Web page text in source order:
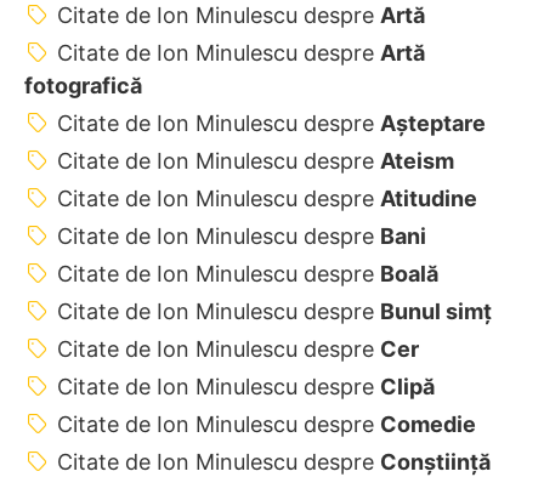
Citate de Ion Minulescu despre Artă
Citate de Ion Minulescu despre Artă
fotografică
Citate de Ion Minulescu despre Așteptare
Citate de Ion Minulescu despre Ateism
Citate de Ion Minulescu despre Atitudine
Citate de Ion Minulescu despre Bani
Citate de Ion Minulescu despre Boală
Citate de Ion Minulescu despre Bunul simț
Citate de Ion Minulescu despre Cer
Citate de Ion Minulescu despre Clipă
Citate de Ion Minulescu despre Comedie
Citate de Ion Minulescu despre Conștiință